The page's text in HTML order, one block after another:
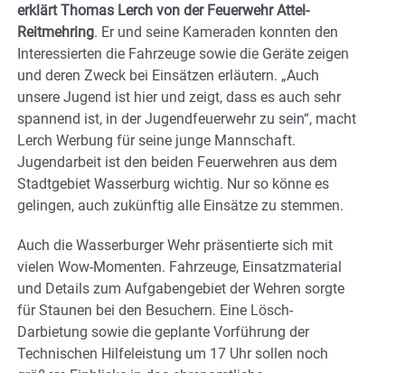
erklärt Thomas Lerch von der Feuerwehr Attel-
Reitmehring. Er und seine Kameraden konnten den
Interessierten die Fahrzeuge sowie die Geräte zeigen
und deren Zweck bei Einsätzen erläutern. „Auch
unsere Jugend ist hier und zeigt, dass es auch sehr
spannend ist, in der Jugendfeuerwehr zu sein“, macht
Lerch Werbung für seine junge Mannschaft.
Jugendarbeit ist den beiden Feuerwehren aus dem
Stadtgebiet Wasserburg wichtig. Nur so könne es
gelingen, auch zukünftig alle Einsätze zu stemmen.
Auch die Wasserburger Wehr präsentierte sich mit
vielen Wow-Momenten. Fahrzeuge, Einsatzmaterial
und Details zum Aufgabengebiet der Wehren sorgte
für Staunen bei den Besuchern. Eine Lösch-
Darbietung sowie die geplante Vorführung der
Technischen Hilfeleistung um 17 Uhr sollen noch